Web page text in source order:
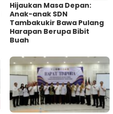
Hijaukan Masa Depan:
Anak-anak SDN
Tambakukir Bawa Pulang
Harapan Berupa Bibit
Buah